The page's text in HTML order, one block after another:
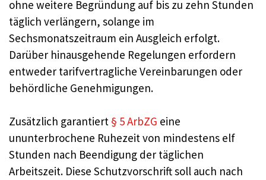
ohne weitere Begründung auf bis zu zehn Stunden
täglich verlängern, solange im
Sechsmonatszeitraum ein Ausgleich erfolgt.
Darüber hinausgehende Regelungen erfordern
entweder tarifvertragliche Vereinbarungen oder
behördliche Genehmigungen.
Zusätzlich garantiert § 5 ArbZG eine
ununterbrochene Ruhezeit von mindestens elf
Stunden nach Beendigung der täglichen
Arbeitszeit. Diese Schutzvorschrift soll auch nach